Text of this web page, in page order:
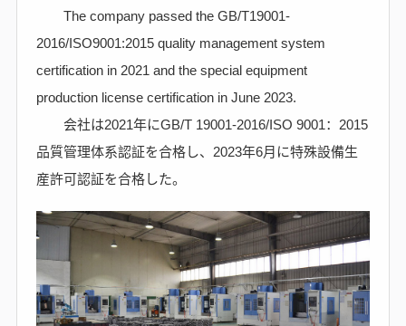
The company passed the GB/T19001-
2016/ISO9001:2015 quality management system
certification in 2021 and the special equipment
production license certification in June 2023.
会社は2021年にGB/T 19001-2016/ISO 9001：2015
品質管理体系認証を合格し、2023年6月に特殊設備生
産許可認証を合格した。